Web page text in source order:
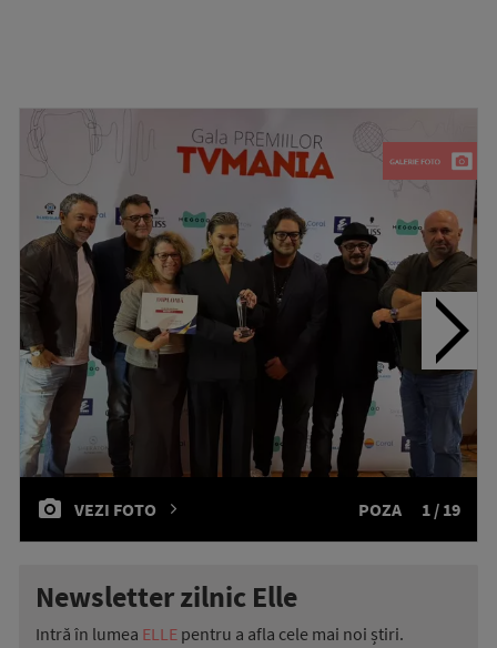
VEZI FOTO POZA 1 / 19
Newsletter zilnic Elle
Intră în lumea ELLE pentru a afla cele mai noi știri.